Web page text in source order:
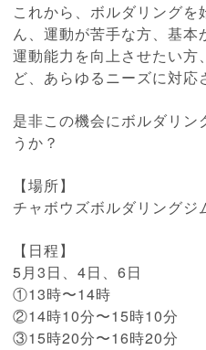
これから、ボルダリングを
ん、運動が苦手な方、基本
運動能力を向上させたい方
ど、あらゆるニーズに対応
是非この機会にボルダリン
うか？
【場所】
チャボウズボルダリングジ
【日程】
5月3日、4日、6日
①13時〜14時
②14時10分〜15時10分
③15時20分〜16時20分